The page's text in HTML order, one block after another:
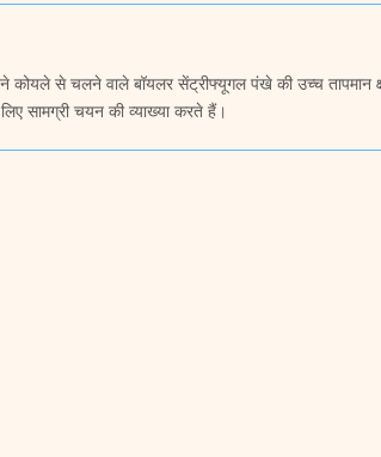
से चलने वाले बॉयलर सेंट्रीफ्यूगल पंखे की उच्च तापमान
सामग्री चयन की व्याख्या करते हैं।